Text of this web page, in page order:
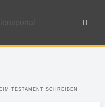
TESTAMENT SCHREIBEN